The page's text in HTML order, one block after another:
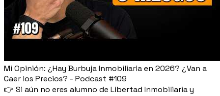
Mi Opinión: ¿Hay Burbuja Inmobiliaria en 2026? ¿Van a
Caer los Precios? - Podcast #109
👉 Si aún no eres alumno de Libertad Inmobiliaria y